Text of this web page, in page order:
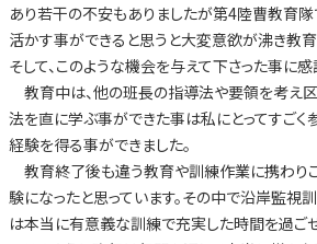
あり若干の不安もありましたが第4陸曹教育隊
活かす事ができると思うと大変意欲が沸き教育
そして、このような機会を与えて下さった事に感
教育中は、他の班長の指導法や要領を考え
法を直に学ぶ事ができた事は私にとってすご
経験を得る事ができました。
教育終了後も違う教育や訓練作業に携わり
験になったと思っています。その中で沿岸監
は本当に有意義な訓練で充実した時間を過ごせ